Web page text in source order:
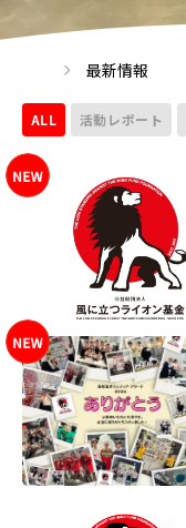
最新情報
ALL 活動レポート